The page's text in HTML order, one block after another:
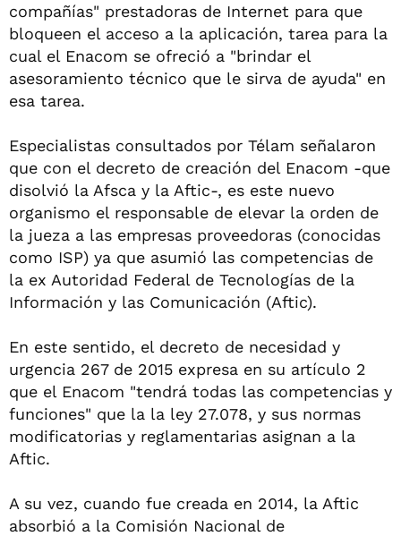
compañías" prestadoras de Internet para que
bloqueen el acceso a la aplicación, tarea para la
cual el Enacom se ofreció a "brindar el
asesoramiento técnico que le sirva de ayuda" en
esa tarea.
Especialistas consultados por Télam señalaron
que con el decreto de creación del Enacom -que
disolvió la Afsca y la Aftic-, es este nuevo
organismo el responsable de elevar la orden de
la jueza a las empresas proveedoras (conocidas
como ISP) ya que asumió las competencias de
la ex Autoridad Federal de Tecnologías de la
Información y las Comunicación (Aftic).
En este sentido, el decreto de necesidad y
urgencia 267 de 2015 expresa en su artículo 2
que el Enacom "tendrá todas las competencias y
funciones" que la la ley 27.078, y sus normas
modificatorias y reglamentarias asignan a la
Aftic.
A su vez, cuando fue creada en 2014, la Aftic
absorbió a la Comisión Nacional de